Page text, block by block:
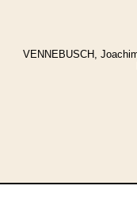
VENNEBUSCH,